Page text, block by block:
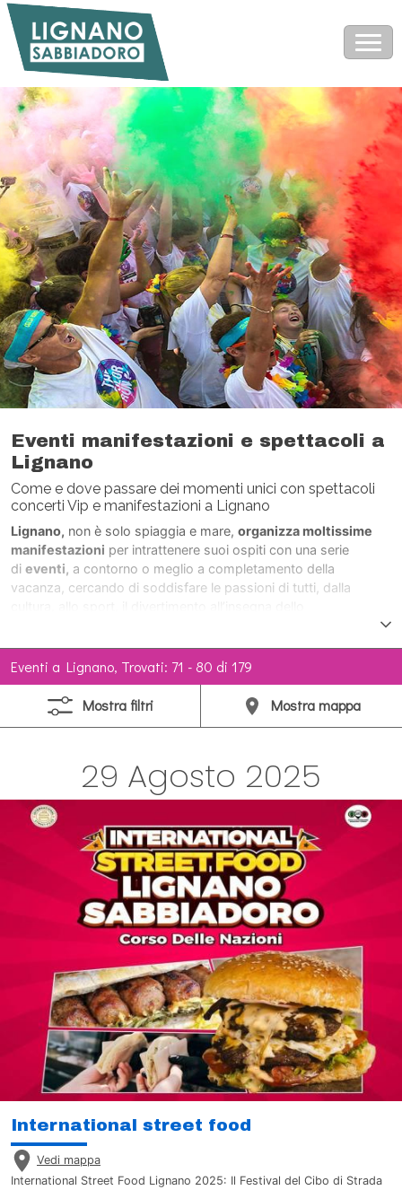
Eventi manifestazioni e spettacoli a
Lignano
Come e dove passare dei momenti unici con spettacoli
concerti Vip e manifestazioni a Lignano
Lignano, non è solo spiaggia e mare, organizza moltissime
manifestazioni per intrattenere suoi ospiti con una serie
di eventi, a contorno o meglio a completamento della
vacanza, cercando di soddisfare le passioni di tutti, dalla
con maggior frequenza durante la
manifestazioni aeree, feste, spettacoli
pirotecnici, Personaggi di fama nazionale e
internazionaleintervengono numerosi, allietando le giornate di
Lignano.
Eventi a Lignano, Trovati: 71 - 80 di 179
Mostra filtri Mostra mappa
29 Agosto 2025
International street food
Vedi mappa
International Street Food Lignano 2025: Il Festival del Cibo di Strada